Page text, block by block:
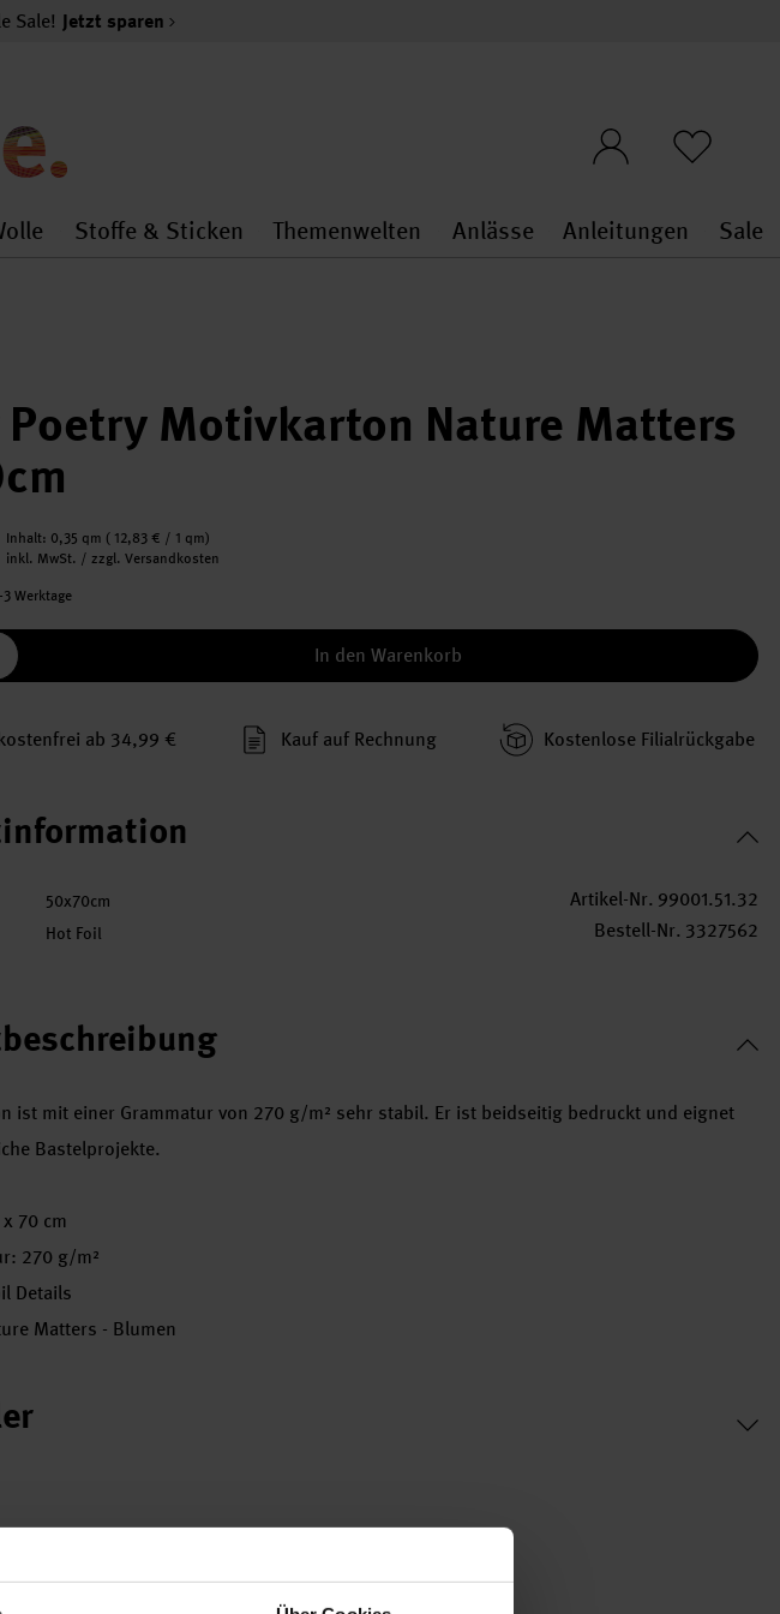
Sale! Jetzt sparen
general.openMenu
Wolle general.openMenu
Stoffe & Sticken
Stoffe & Sticken general.openMenu
Themenwelten
Themenwelten
Anlässe
Anlässe
Anleitungen Sale
Poetry Motivkarton Nature Matters
Inhalt: 0,35 qm ( 12,83 € / 1 qm)
inkl. MwSt. / zzgl. Versandkosten
Werktage
In den Warenkorb
ab 34,99 € Kauf auf Rechnung Kosten­lose Filial­rückgabe
50x70cm
Hot Foil
Artikel-Nr. 99001.51.32
Bestell-Nr. 3327562
ist mit einer Grammatur von 270 g/m² sehr stabil. Er ist beidseitig bedruckt und eignet
Bastelprojekte.
70 cm
270 g/m²
Details
Matters - Blumen